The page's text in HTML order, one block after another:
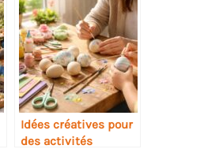
au printemps
Idées créatives pour
des activités